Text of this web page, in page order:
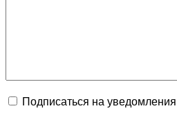
Подписаться на